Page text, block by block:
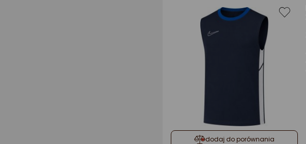
dodaj do porównania